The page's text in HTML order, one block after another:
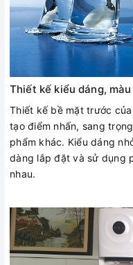
Thiết kế kiểu dáng,
Thiết kế bề mặt trước
tạo điểm nhấn, sang
phẩm khác. Kiểu dáng
dàng lắp đặt và sử dụng
nhau.